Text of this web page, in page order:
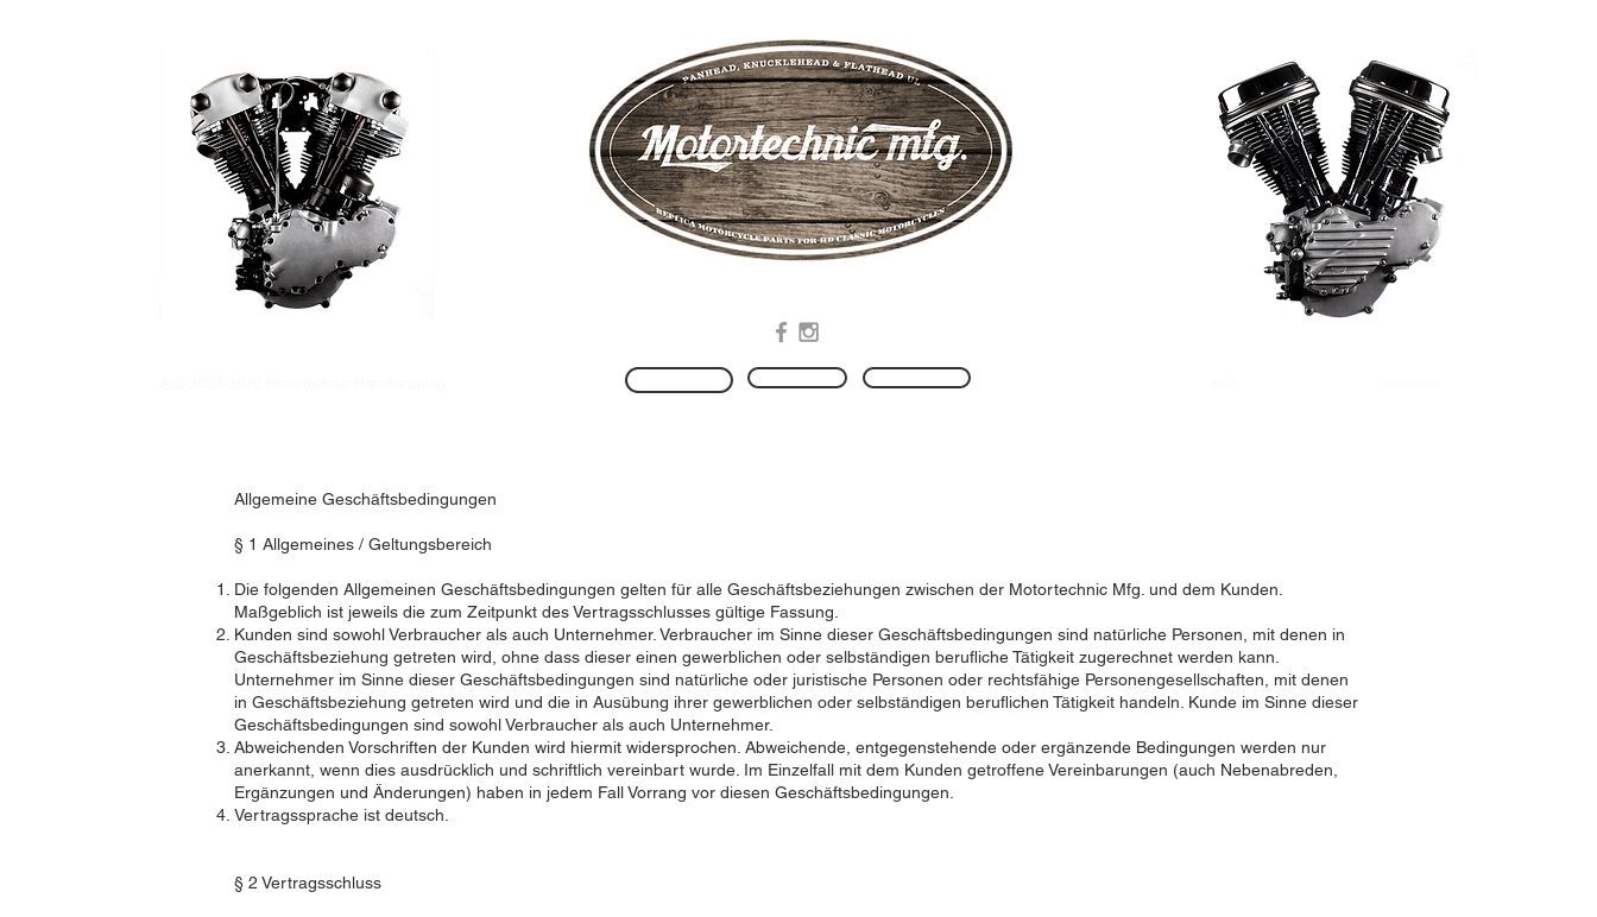
Allgemeine Geschäftsbedingungen
§ 1 Allgemeines / Geltungsbereich
Die folgenden Allgemeinen Geschäftsbedingungen gelten für alle Geschäftsbeziehungen zwischen der Motortechnic Mfg. und dem Kunden.
Maßgeblich ist jeweils die zum Zeitpunkt des Vertragsschlusses gültige Fassung.
Kunden sind sowohl Verbraucher als auch Unternehmer. Verbraucher im Sinne dieser Geschäftsbedingungen sind natürliche Personen, mit denen in
Geschäftsbeziehung getreten wird, ohne dass dieser einen gewerblichen oder selbständigen berufliche Tätigkeit zugerechnet werden kann.
Unternehmer im Sinne dieser Geschäftsbedingungen sind natürliche oder juristische Personen oder rechtsfähige Personengesellschaften, mit denen
in Geschäftsbeziehung getreten wird und die in Ausübung ihrer gewerblichen oder selbständigen beruflichen Tätigkeit handeln. Kunde im Sinne dieser
Geschäftsbedingungen sind sowohl Verbraucher als auch Unternehmer.
Abweichenden Vorschriften der Kunden wird hiermit widersprochen. Abweichende, entgegenstehende oder ergänzende Bedingungen werden nur
anerkannt, wenn dies ausdrücklich und schriftlich vereinbart wurde. Im Einzelfall mit dem Kunden getroffene Vereinbarungen (auch Nebenabreden,
Ergänzungen und Änderungen) haben in jedem Fall Vorrang vor diesen Geschäftsbedingungen.
Vertragssprache ist deutsch.
§ 2 Vertragsschluss